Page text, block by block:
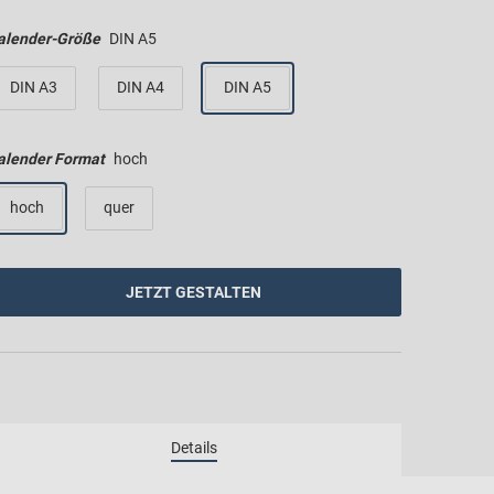
Größe DIN A5
DIN A3 DIN A4 DIN A5
Format hoch
hoch quer
JETZT GESTALTEN